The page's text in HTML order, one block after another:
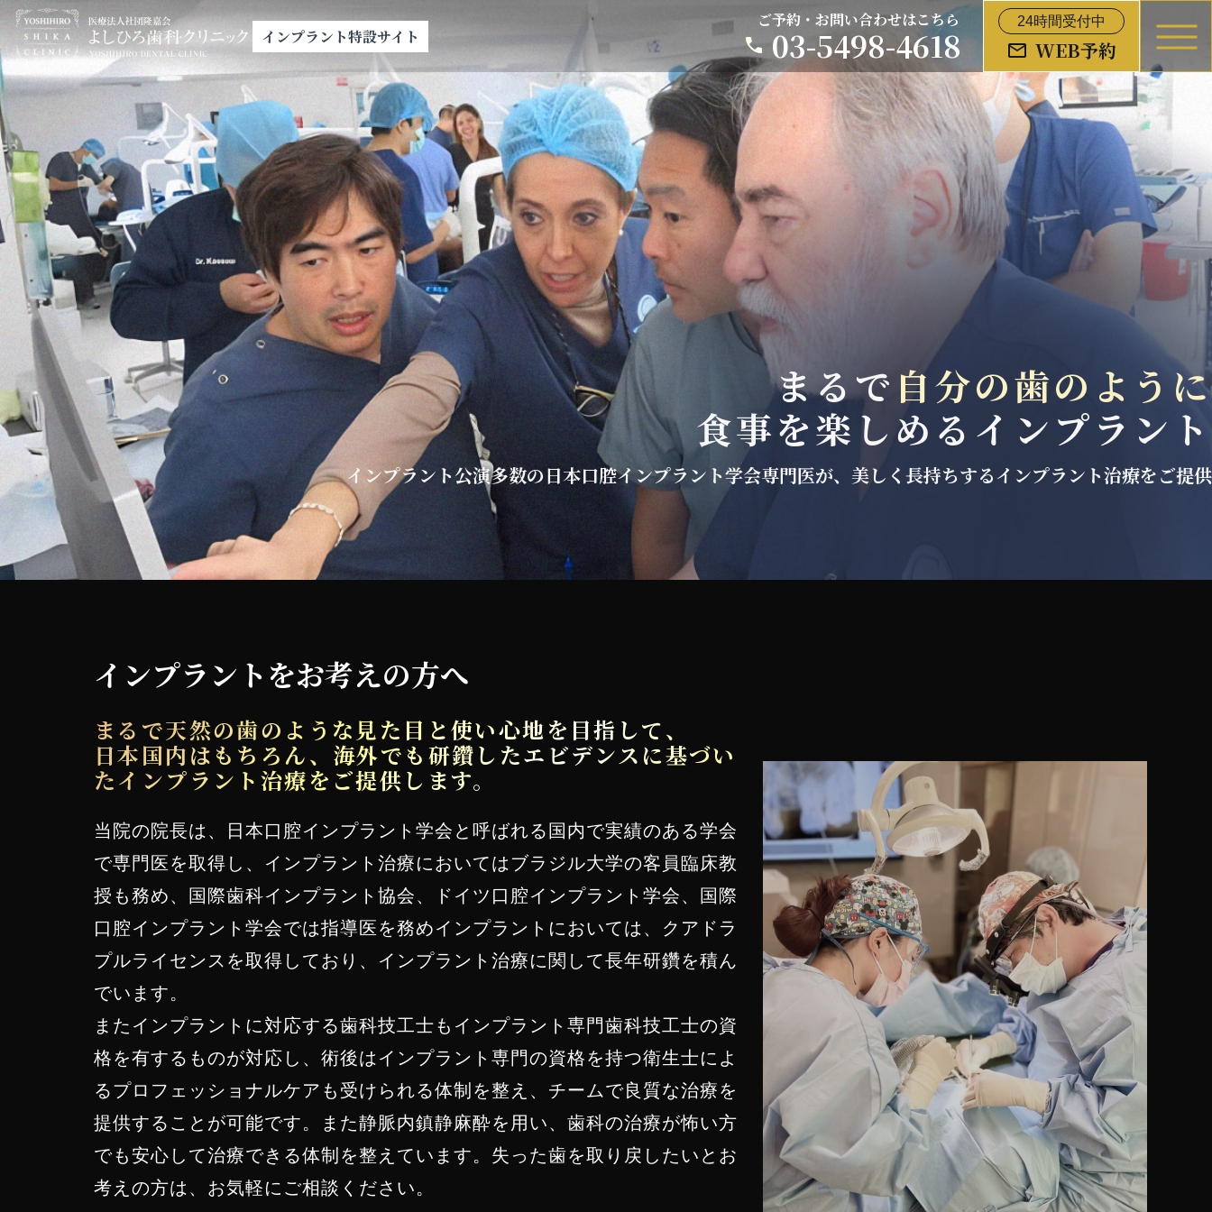
インプラント特設サイト
ご予約・お問い合わせはこちら
03-5498-4618
24時間受付中
WEB予約
まるで 自分の歯のように
食事を楽しめるインプラント
インプラント公演多数の日本口腔インプラント学会専門医が、 美しく長持ちするインプラント治療をご提供
インプラントをお考えの方へ
まるで天然の歯のような見た目と使い心地を目指して、
日本国内はもちろん、海外でも研鑽したエビデンスに基づい
たインプラント治療をご提供します。
当院の院長は、日本口腔インプラント学会と呼ばれる国内で実績のある学会
で専門医を取得し、インプラント治療においてはブラジル大学の客員臨床教
授も務め、国際歯科インプラント協会、ドイツ口腔インプラント学会、国際
口腔インプラント学会では指導医を務めインプラントにおいては、クアドラ
プルライセンスを取得しており、インプラント治療に関して長年研鑽を積ん
でいます。
またインプラントに対応する歯科技工士もインプラント専門歯科技工士の資
格を有するものが対応し、術後はインプラント専門の資格を持つ衛生士によ
るプロフェッショナルケアも受けられる体制を整え、チームで良質な治療を
提供することが可能です。また静脈内鎮静麻酔を用い、歯科の治療が怖い方
でも安心して治療できる体制を整えています。失った歯を取り戻したいとお
考えの方は、お気軽にご相談ください。